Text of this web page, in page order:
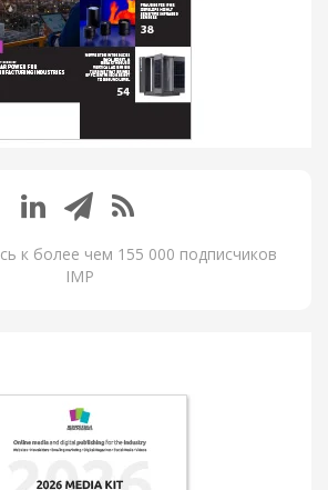
к более чем 155 000 подписчиков
IMP